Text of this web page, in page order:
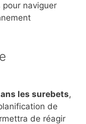
naviguer
les surebets,
de
de réagir